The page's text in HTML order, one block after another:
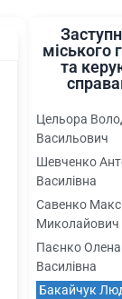
міського
та
Цельора
Васильович
Шевченко
Василівна
Савенко
Миколайович
Паєнко Олена
Василівна
Бакайчук